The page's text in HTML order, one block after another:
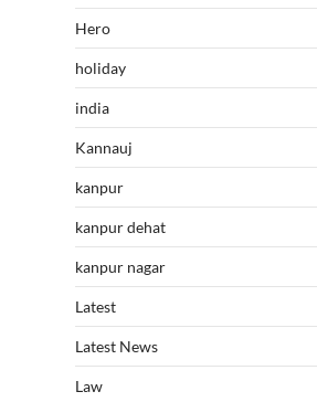
Hero
holiday
india
Kannauj
kanpur
kanpur dehat
kanpur nagar
Latest
Latest News
Law